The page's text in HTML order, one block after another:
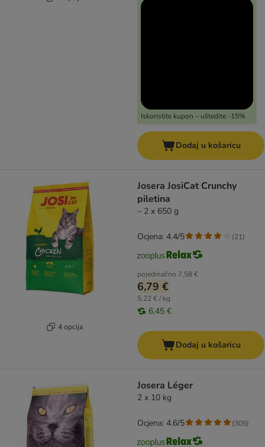
Iskoristite kupon – uštedite -15%
Dodaj u košaricu
4 opcija
Josera JosiCat Crunchy
piletina
– 2 x 650 g
pojedinačno 7,58 €
6,79 €
5,22 € / kg
6,45 €
Ocjena: 4.4/5 (21)
Dodaj u košaricu
Josera Léger
2 x 10 kg
Ocjena: 4.6/5 (305)